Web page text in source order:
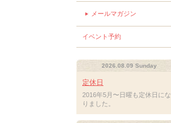
メールマガジン
イベント予約
2026.08.09 Sunday
定休日
2016年5月〜日曜も定休日にな
りました。